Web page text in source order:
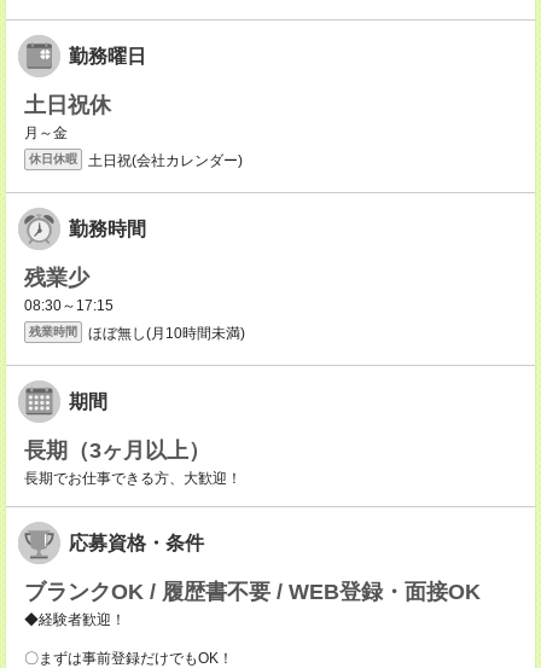
勤務曜日
土日祝休
月～金
休日休暇 土日祝(会社カレンダー)
勤務時間
残業少
08:30～17:15
残業時間 ほぼ無し(月10時間未満)
期間
長期（3ヶ月以上）
長期でお仕事できる方、大歓迎！
応募資格・条件
ブランクOK / 履歴書不要 / WEB登録・面接OK
◆経験者歓迎！
〇まずは事前登録だけでもOK！